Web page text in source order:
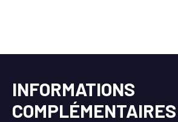
INFORMATIONS
COMPLÉMENTAIRES